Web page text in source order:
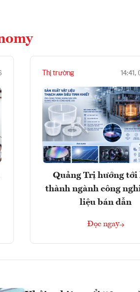
Thị trường
Quảng Trị hướng tới
thành ngành công
liệu bán dẫn
Đọc ngay